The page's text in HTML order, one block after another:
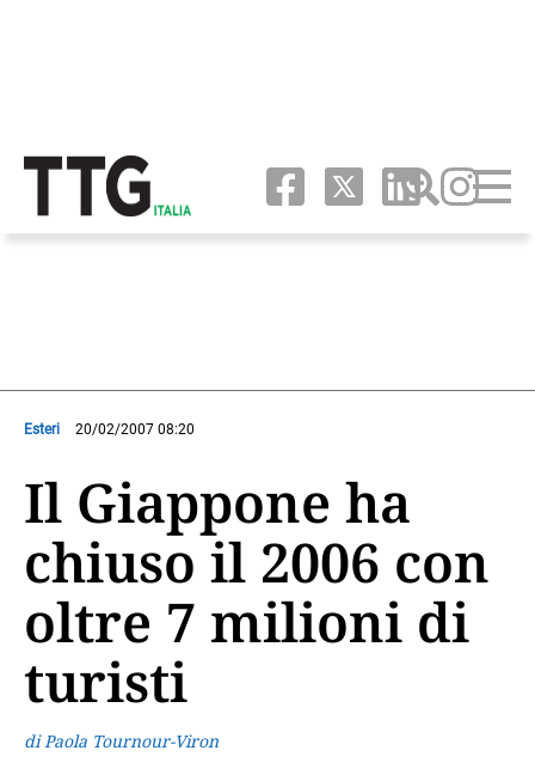
Esteri 20/02/2007 08:20
Il Giappone ha
chiuso il 2006 con
oltre 7 milioni di
turisti
di Paola Tournour-Viron